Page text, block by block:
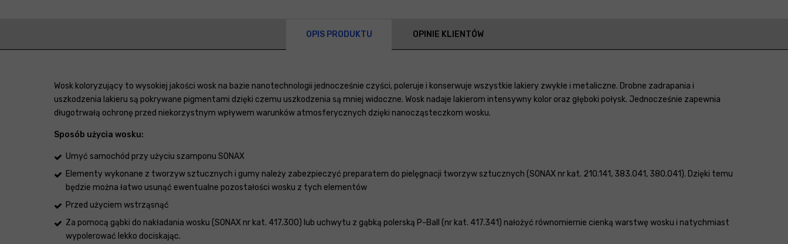
OPIS PRODUKTU OPINIE KLIENTÓW
Wosk koloryzujący to wysokiej jakości wosk na bazie nanotechnologii jednocześnie czyści, poleruje i konserwuje wszystkie lakiery zwykłe i metaliczne. Drobne zadrapania i
uszkodzenia lakieru są pokrywane pigmentami dzięki czemu uszkodzenia są mniej widoczne. Wosk nadaje lakierom intensywny kolor oraz głęboki połysk. Jednocześnie zapewnia
długotrwałą ochronę przed niekorzystnym wpływem warunków atmosferycznych dzięki nanocząsteczkom wosku.
Sposób użycia wosku:
Umyć samochód przy użyciu szamponu SONAX
Elementy wykonane z tworzyw sztucznych i gumy należy zabezpieczyć preparatem do pielęgnacji tworzyw sztucznych (SONAX nr kat. 210.141, 383.041, 380.041). Dzięki temu
będzie można łatwo usunąć ewentualne pozostałości wosku z tych elementów
Przed użyciem wstrząsnąć
Za pomocą gąbki do nakładania wosku (SONAX nr kat. 417.300) lub uchwytu z gąbką polerską P-Ball (nr kat. 417.341) nałożyć równomiernie cienką warstwę wosku i natychmiast
wypolerować lekko dociskając.